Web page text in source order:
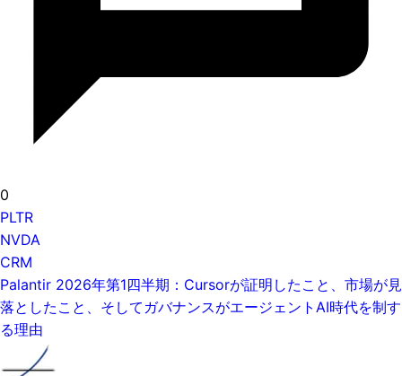
0
PLTR
NVDA
CRM
Palantir 2026年第1四半期：Cursorが証明したこと、市場が見
落としたこと、そしてガバナンスがエージェントAI時代を制す
る理由